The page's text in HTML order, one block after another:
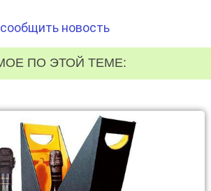
сообщить новость
ПО ЭТОЙ ТЕМЕ: